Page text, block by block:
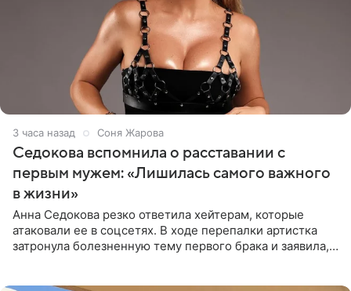
3 часа назад Соня Жарова
Седокова вспомнила о расставании с
первым мужем: «Лишилась самого важного
в жизни»
Анна Седокова резко ответила хейтерам, которые
атаковали ее в соцсетях. В ходе перепалки артистка
затронула болезненную тему первого брака и заявила,